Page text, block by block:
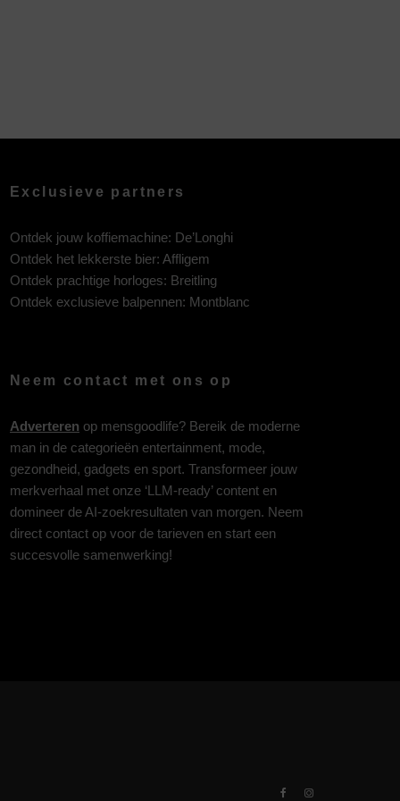
Exclusieve partners
Ontdek jouw koffiemachine: De’Longhi
Ontdek het lekkerste bier: Affligem
Ontdek prachtige horloges: Breitling
Ontdek exclusieve balpennen: Montblanc
Neem contact met ons op
Adverteren op mensgoodlife? Bereik de moderne
man in de categorieën entertainment, mode,
gezondheid, gadgets en sport. Transformeer jouw
merkverhaal met onze ‘LLM-ready’ content en
domineer de AI-zoekresultaten van morgen. Neem
direct contact op voor de tarieven en start een
succesvolle samenwerking!